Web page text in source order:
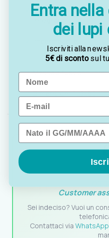
Bussola
integrata
e
oggetti
Messa a fuocooculare
Dimensioni:143x60
Customer
Sei indeciso? Vuoi un
Contattaci via WhatsApp
Entra
dei lupi
Iscriviti alla
5€ di scontosul
Name
Email
Data di nascita